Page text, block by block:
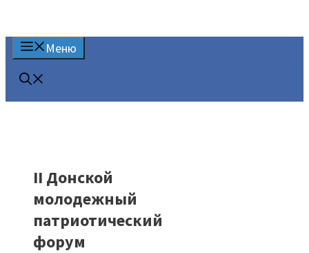
Меню
II Донской
молодежный
патриотический
форум